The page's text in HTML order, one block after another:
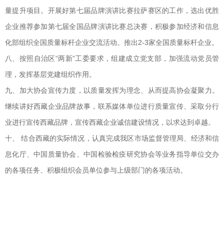
量提升项目。开展好第七届品牌演讲比赛拉萨赛区的工作，选出优胜
企业推荐参加第七届全国品牌演讲比赛总决赛，积极参加经济和信息
化部组织全国质量标杆企业交流活动。推出2-3家全国质量标杆企业。
八、按照自治区“两新”工委要求，组建成立党支部，加强流动党员管
理，发挥基层党建组织作用。
九、加大协会宣传力度，以质量发挥为理念、从而提高协会凝聚力。
继续讲好西藏企业品牌故事，联系媒体单位进行质量宣传、采取分行
业进行宣传西藏品牌，宣传西藏企业诚信建设情况，以求达到卓越。
十、 结合西藏的实际情况，认真完成我区市场监督管理局、经济和信
息化厅、中国质量协会、中国检验检疫研究协会等业务指导单位交办
的各项任务、积极组织会员单位参与上级部门的各项活动。